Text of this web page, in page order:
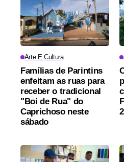
Arte E Cultura
Famílias de Parintins
enfeitam as ruas para
receber o tradicional
"Boi de Rua" do
Caprichoso neste
sábado